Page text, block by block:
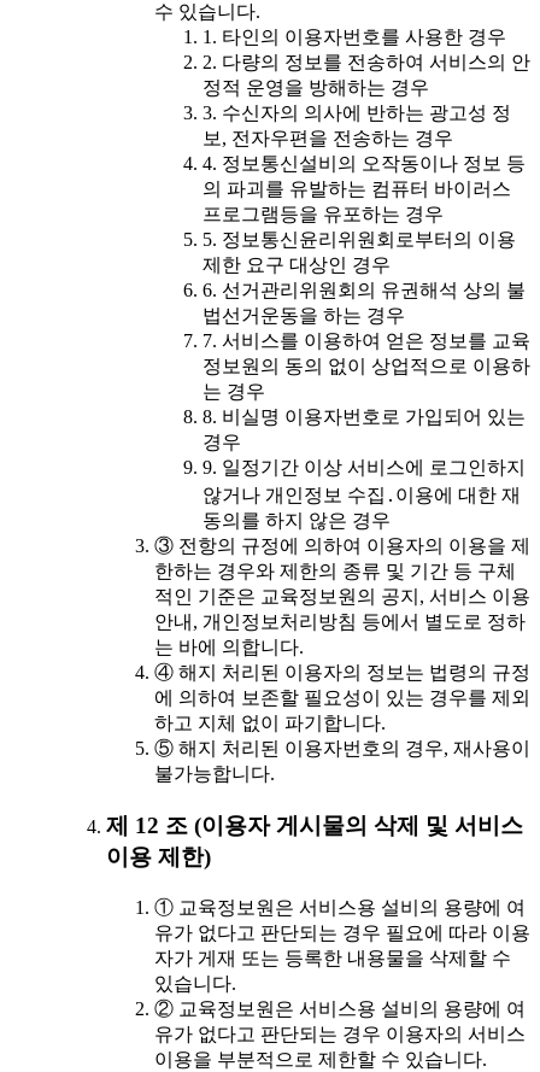
수 있습니다.
1. 타인의 이용자번호를 사용한 경우
2. 다량의 정보를 전송하여 서비스의 안
정적 운영을 방해하는 경우
3. 수신자의 의사에 반하는 광고성 정
보, 전자우편을 전송하는 경우
4. 정보통신설비의 오작동이나 정보 등
의 파괴를 유발하는 컴퓨터 바이러스
프로그램등을 유포하는 경우
5. 정보통신윤리위원회로부터의 이용
제한 요구 대상인 경우
6. 선거관리위원회의 유권해석 상의 불
법선거운동을 하는 경우
7. 서비스를 이용하여 얻은 정보를 교육
정보원의 동의 없이 상업적으로 이용하
는 경우
8. 비실명 이용자번호로 가입되어 있는
경우
9. 일정기간 이상 서비스에 로그인하지
않거나 개인정보 수집․이용에 대한 재
동의를 하지 않은 경우
③ 전항의 규정에 의하여 이용자의 이용을 제
한하는 경우와 제한의 종류 및 기간 등 구체
적인 기준은 교육정보원의 공지, 서비스 이용
안내, 개인정보처리방침 등에서 별도로 정하
는 바에 의합니다.
④ 해지 처리된 이용자의 정보는 법령의 규정
에 의하여 보존할 필요성이 있는 경우를 제외
하고 지체 없이 파기합니다.
⑤ 해지 처리된 이용자번호의 경우, 재사용이
불가능합니다.
제 12 조 (이용자 게시물의 삭제 및 서비스
이용 제한)
① 교육정보원은 서비스용 설비의 용량에 여
유가 없다고 판단되는 경우 필요에 따라 이용
자가 게재 또는 등록한 내용물을 삭제할 수
있습니다.
② 교육정보원은 서비스용 설비의 용량에 여
유가 없다고 판단되는 경우 이용자의 서비스
이용을 부분적으로 제한할 수 있습니다.